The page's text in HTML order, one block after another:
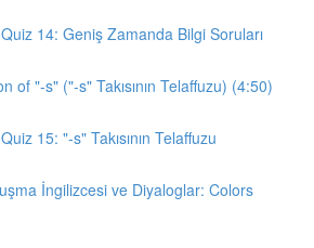
14: Geniş Zamanda Bilgi Soruları
of "-s" ("-s" Takısının Telaffuzu) (4:50)
15: "-s" Takısının Telaffuzu
İngilizcesi ve Diyaloglar: Colors